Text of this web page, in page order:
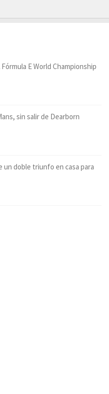
E World Championship
sin salir de Dearborn
un doble triunfo en casa para